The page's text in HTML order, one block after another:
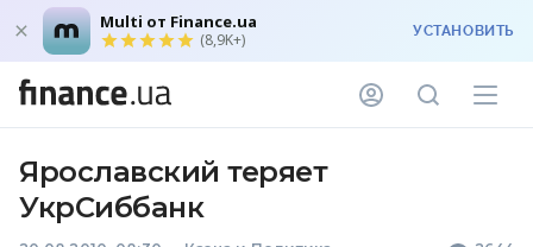
Multi от Finance.ua
(8,9K+) УСТАНОВИТЬ
Ярославский теряет
УкрСиббанк